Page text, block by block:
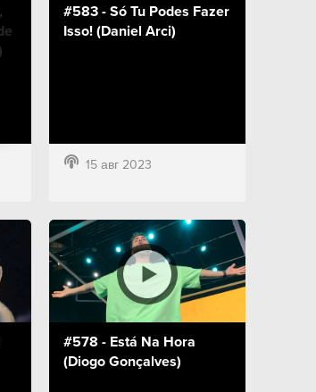
#583 - Só Tu Podes Fazer
Isso! (Daniel Arci)
15 авг 2023
#578 - Está Na Hora
(Diogo Gonçalves)